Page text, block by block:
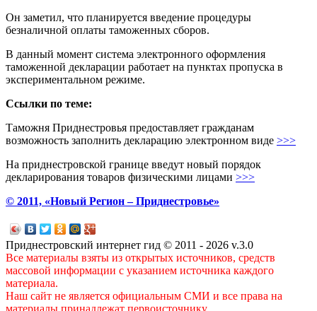
Он заметил, что планируется введение процедуры
безналичной оплаты таможенных сборов.
В данный момент система электронного оформления
таможенной декларации работает на пунктах пропуска в
экспериментальном режиме.
Ссылки по теме:
Таможня Приднестровья предоставляет гражданам
возможность заполнить декларацию электронном виде >>>
На приднестровской границе введут новый порядок
декларирования товаров физическими лицами >>>
© 2011, «Новый Регион – Приднестровье»
Приднестровский интернет гид © 2011 - 2026 v.3.0
Все материалы взяты из открытых источников, средств
массовой информации с указанием источника каждого
материала.
Наш сайт не является официальным СМИ и все права на
материалы принадлежат первоисточнику.